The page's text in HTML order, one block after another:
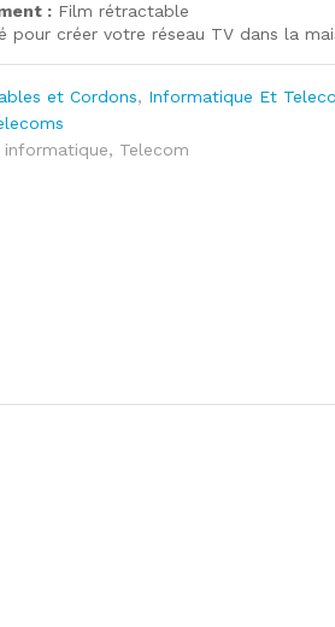
:Film rétractable
pour créer votre réseau TV dans la
et Cordons, Informatique Et
informatique, Telecom